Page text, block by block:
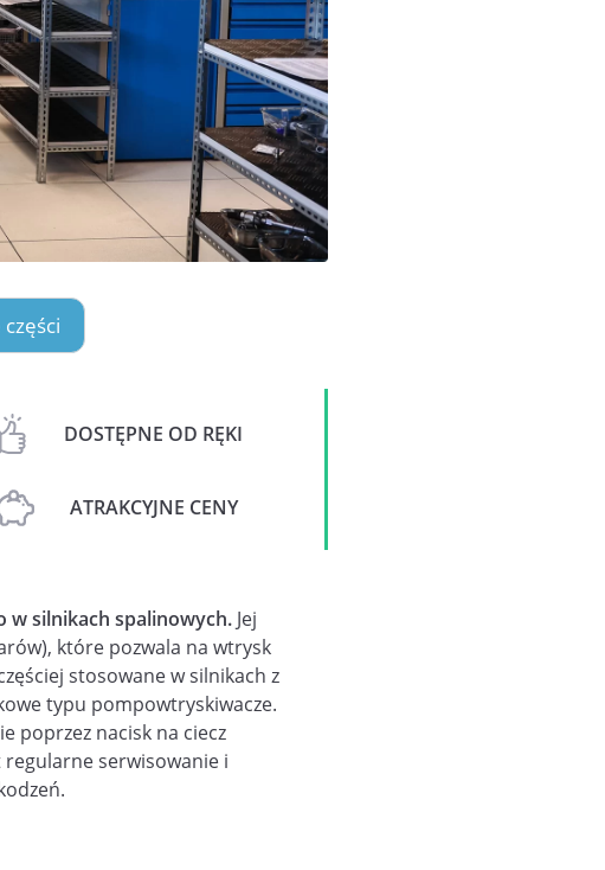
DOSTĘPNE OD RĘKI
ATRAKCYJNE CENY
w silnikach spalinowych. Jej
które pozwala na wtrysk
stosowane w silnikach z
typu pompowtryskiwacze.
poprzez nacisk na ciecz
regularne serwisowanie i